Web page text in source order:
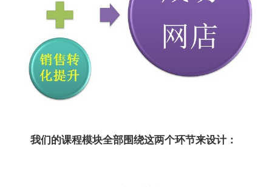
我们的课程模块全部围绕这两个环节来设计：